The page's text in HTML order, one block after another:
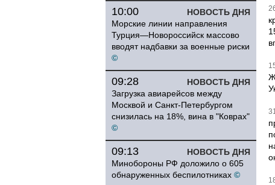
НОВОСТЬ ДНЯ
10:00
Морские линии направления
Турция—Новороссийск массово
вводят надбавки за военные риски
©
НОВОСТЬ ДНЯ
09:28
Загрузка авиарейсов между
Москвой и Санкт-Петербургом
снизилась на 18%, вина в "Коврах"
©
НОВОСТЬ ДНЯ
09:13
Минобороны РФ доложило о 605
обнаруженных беспилотниках ©